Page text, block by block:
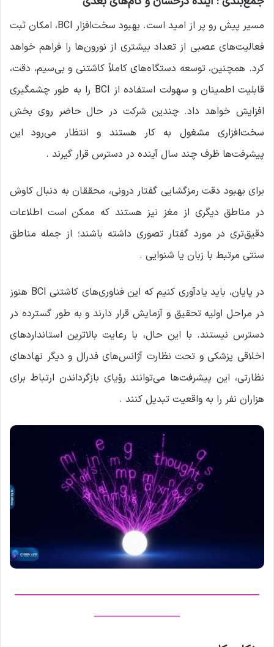
مسیر پیش رو پر از امید است. بهبود سخت‌افزار BCI، امکان ثبت
فعالیت‌های عصبی از تعداد بیشتری از نورون‌ها را فراهم خواهد
کرد. همچنین، توسعه دستگاه‌های کاملاً کاشتنی و بی‌سیم، دقت،
قابلیت اطمینان و سهولت استفاده از BCI را به طور چشمگیری
افزایش خواهد داد. چندین شرکت در حال حاضر روی بخش
سخت‌افزاری مشغول به کار هستند و انتظار می‌رود این
پیشرفت‌ها ظرف چند سال آینده در دسترس قرار گیرند .
برای بهبود دقت رمزگشایی گفتار درونی، محققان به دنبال کاوش
در مناطق دیگری از مغز نیز هستند که ممکن است اطلاعات
دقیق‌تری در مورد گفتار تصوری داشته باشند؛ از جمله مناطق
سنتی مرتبط با زبان یا شنوایی .
در پایان، باید یادآوری کنیم که این فناوری‌های کاشتنی BCI هنوز
در مراحل اولیه تحقیق و آزمایش قرار دارند و به طور گسترده در
دسترس نیستند. با این حال، با رعایت بالاترین استانداردهای
اخلاقی پزشکی و تحت نظارت آژانس‌های فدرال و دیگر نهادهای
نظارتی، این پیشرفت‌ها می‌توانند رؤیای بازگرداندن ارتباط برای
هزاران نفر را به واقعیت تبدیل کنند .
————————————————————
———————